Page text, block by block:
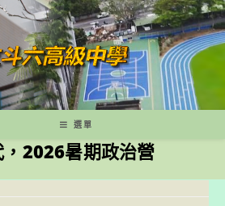
選單
2026暑期政治營